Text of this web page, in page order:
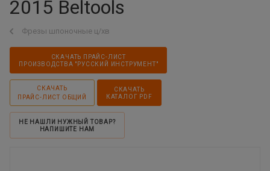
2015 Beltools
Фрезы шпоночные ц/хв
СКАЧАТЬ ПРАЙС-ЛИСТ
ПРОИЗВОДСТВА "РУССКИЙ ИНСТРУМЕНТ"
СКАЧАТЬ
ПРАЙС-ЛИСТ ОБЩИЙ
СКАЧАТЬ
КАТАЛОГ PDF
НЕ НАШЛИ НУЖНЫЙ ТОВАР?
НАПИШИТЕ НАМ